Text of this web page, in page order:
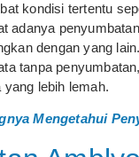
kondisi tertentu
adanya
dengan yang
tanpa
lebih lemah.
Mengetahui